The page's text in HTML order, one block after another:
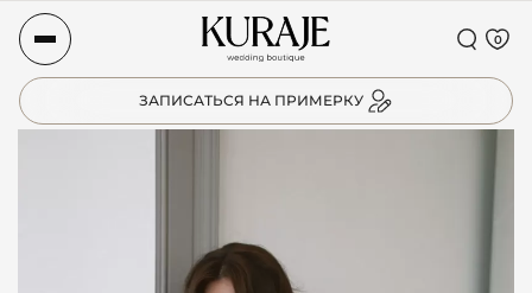
ЗАПИСАТЬСЯ НА ПРИМЕРКУ
0